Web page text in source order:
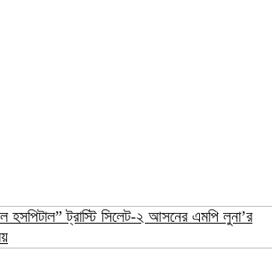
হসপিটাল” ট্রাস্টি সিলেট-২ আসনের এমপি লুনা’র